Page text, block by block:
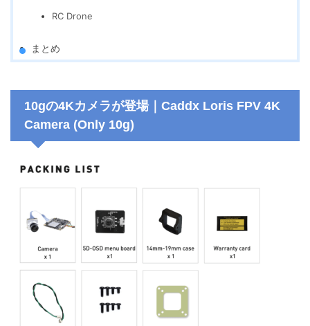
RC Drone
まとめ
10gの4Kカメラが登場｜Caddx Loris FPV 4K
Camera (Only 10g)